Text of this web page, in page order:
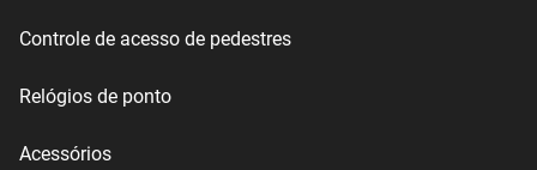
Controle de acesso de pedestres
Relógios de ponto
Acessórios